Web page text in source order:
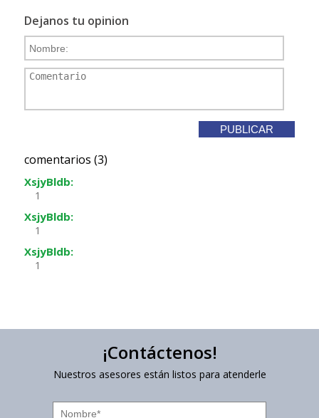
Dejanos tu opinion
comentarios (3)
XsjyBldb:
1
XsjyBldb:
1
XsjyBldb:
1
¡Contáctenos!
Nuestros asesores están listos para atenderle